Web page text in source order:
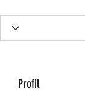
Profil